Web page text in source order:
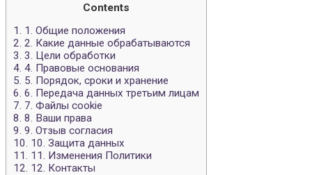
Contents
1. 1. Общие положения
2. 2. Какие данные обрабатываются
3. 3. Цели обработки
4. 4. Правовые основания
5. 5. Порядок, сроки и хранение
6. 6. Передача данных третьим лицам
7. 7. Файлы cookie
8. 8. Ваши права
9. 9. Отзыв согласия
10. 10. Защита данных
11. 11. Изменения Политики
12. 12. Контакты